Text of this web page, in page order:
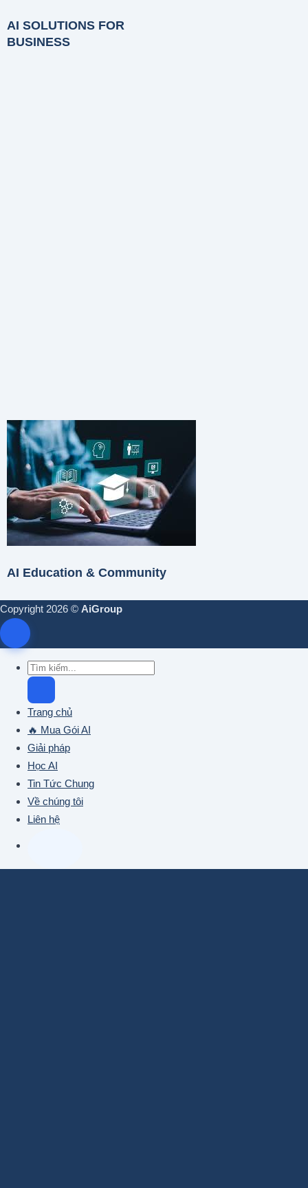
AI SOLUTIONS FOR
BUSINESS
AI Education & Community
Copyright 2026 © AiGroup
Trang chủ
🔥 Mua Gói AI
Giải pháp
Học AI
Tin Tức Chung
Về chúng tôi
Liên hệ